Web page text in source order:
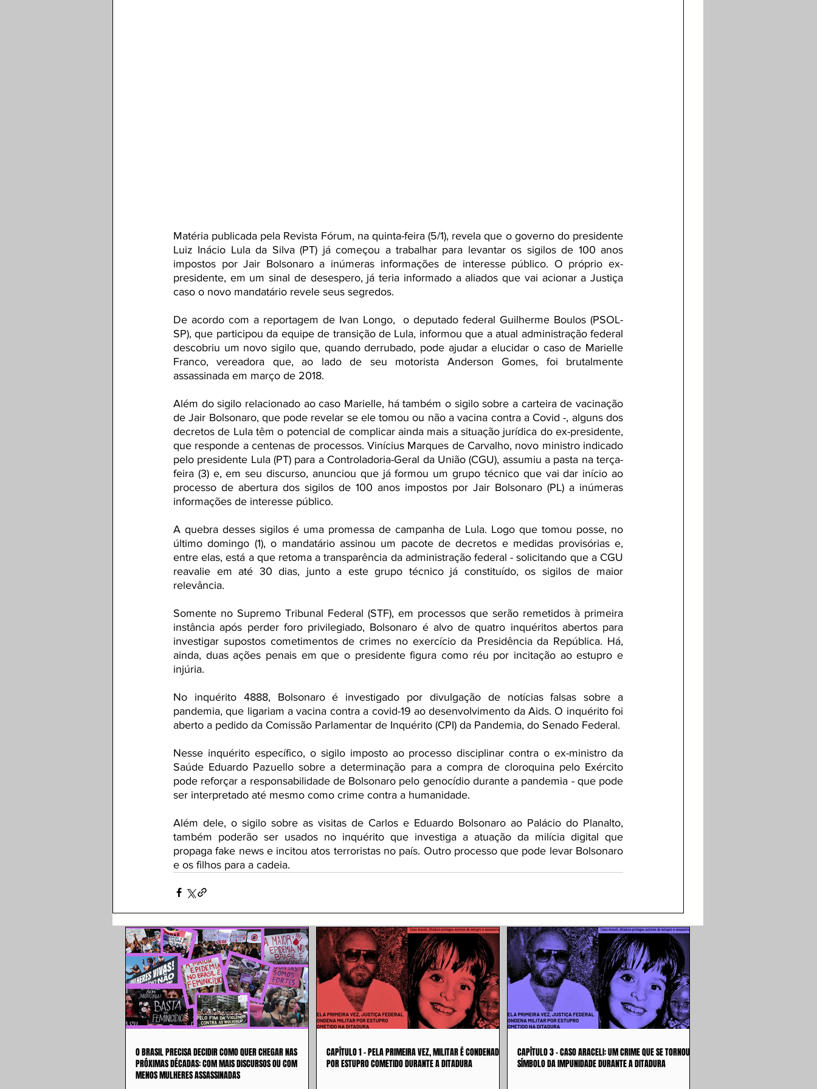
Matéria publicada pela Revista Fórum, na quinta-feira (5/1), revela que o governo do presidente
Luiz Inácio Lula da Silva (PT) já começou a trabalhar para levantar os sigilos de 100 anos
impostos por Jair Bolsonaro a inúmeras informações de interesse público. O próprio ex-
presidente, em um sinal de desespero, já teria informado a aliados que vai acionar a Justiça
caso o novo mandatário revele seus segredos.
De acordo com a reportagem de Ivan Longo, o deputado federal Guilherme Boulos (PSOL-
SP), que participou da equipe de transição de Lula, informou que a atual administração federal
descobriu um novo sigilo que, quando derrubado, pode ajudar a elucidar o caso de Marielle
Franco, vereadora que, ao lado de seu motorista Anderson Gomes, foi brutalmente
assassinada em março de 2018.
Além do sigilo relacionado ao caso Marielle, há também o sigilo sobre a carteira de vacinação
de Jair Bolsonaro, que pode revelar se ele tomou ou não a vacina contra a Covid -, alguns dos
decretos de Lula têm o potencial de complicar ainda mais a situação jurídica do ex-presidente,
que responde a centenas de processos. Vinícius Marques de Carvalho, novo ministro indicado
pelo presidente Lula (PT) para a Controladoria-Geral da União (CGU), assumiu a pasta na terça-
feira (3) e, em seu discurso, anunciou que já formou um grupo técnico que vai dar início ao
processo de abertura dos sigilos de 100 anos impostos por Jair Bolsonaro (PL) a inúmeras
informações de interesse público.
A quebra desses sigilos é uma promessa de campanha de Lula. Logo que tomou posse, no
último domingo (1), o mandatário assinou um pacote de decretos e medidas provisórias e,
entre elas, está a que retoma a transparência da administração federal - solicitando que a CGU
reavalie em até 30 dias, junto a este grupo técnico já constituído, os sigilos de maior
relevância.
Somente no Supremo Tribunal Federal (STF), em processos que serão remetidos à primeira
instância após perder foro privilegiado, Bolsonaro é alvo de quatro inquéritos abertos para
investigar supostos cometimentos de crimes no exercício da Presidência da República. Há,
ainda, duas ações penais em que o presidente figura como réu por incitação ao estupro e
injúria.
No inquérito 4888, Bolsonaro é investigado por divulgação de notícias falsas sobre a
pandemia, que ligariam a vacina contra a covid-19 ao desenvolvimento da Aids. O inquérito foi
aberto a pedido da Comissão Parlamentar de Inquérito (CPI) da Pandemia, do Senado Federal.
Nesse inquérito específico, o sigilo imposto ao processo disciplinar contra o ex-ministro da
Saúde Eduardo Pazuello sobre a determinação para a compra de cloroquina pelo Exército
pode reforçar a responsabilidade de Bolsonaro pelo genocídio durante a pandemia - que pode
ser interpretado até mesmo como crime contra a humanidade.
Além dele, o sigilo sobre as visitas de Carlos e Eduardo Bolsonaro ao Palácio do Planalto,
também poderão ser usados no inquérito que investiga a atuação da milícia digital que
propaga fake news e incitou atos terroristas no país. Outro processo que pode levar Bolsonaro
e os filhos para a cadeia.
O BRASIL PRECISA DECIDIR COMO QUER CHEGAR NAS
PRÓXIMAS DÉCADAS: COM MAIS DISCURSOS OU COM
MENOS MULHERES ASSASSINADAS
CAPÍTULO 1 - PELA PRIMEIRA VEZ, MILITAR É CONDENADO
POR ESTUPRO COMETIDO DURANTE A DITADURA
CAPÍTULO 3 - CASO ARACELI: UM CRIME QUE SE TORNOU
SÍMBOLO DA IMPUNIDADE DURANTE A DITADURA